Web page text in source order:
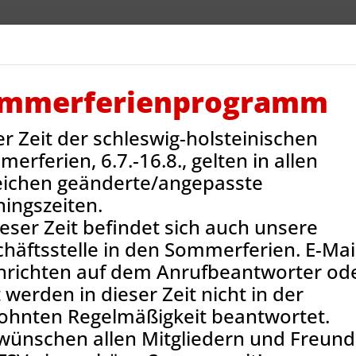
Onlineshop
Mitgliedschaft In einer Abteilung anmelden
Zeit der schleswig-holsteinischen
6.7.-16.8., gelten in allen
geänderte/angepasste
Zeit befindet sich auch unsere
in den Sommerferien. E-
auf dem Anrufbeantworter
werden in dieser Zeit nicht in der
Regelmäßigkeit beantwortet.
allen Mitgliedern und